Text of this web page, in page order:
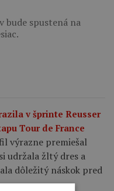
bude spustená na
v šprinte Reusser
Tour de France
výrazne premiešal
udržala žltý dres a
dôležitý náskok pred